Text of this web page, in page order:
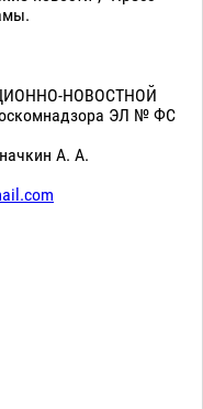
НОВОСТНОЙ
ЭЛ № ФС
А. А.